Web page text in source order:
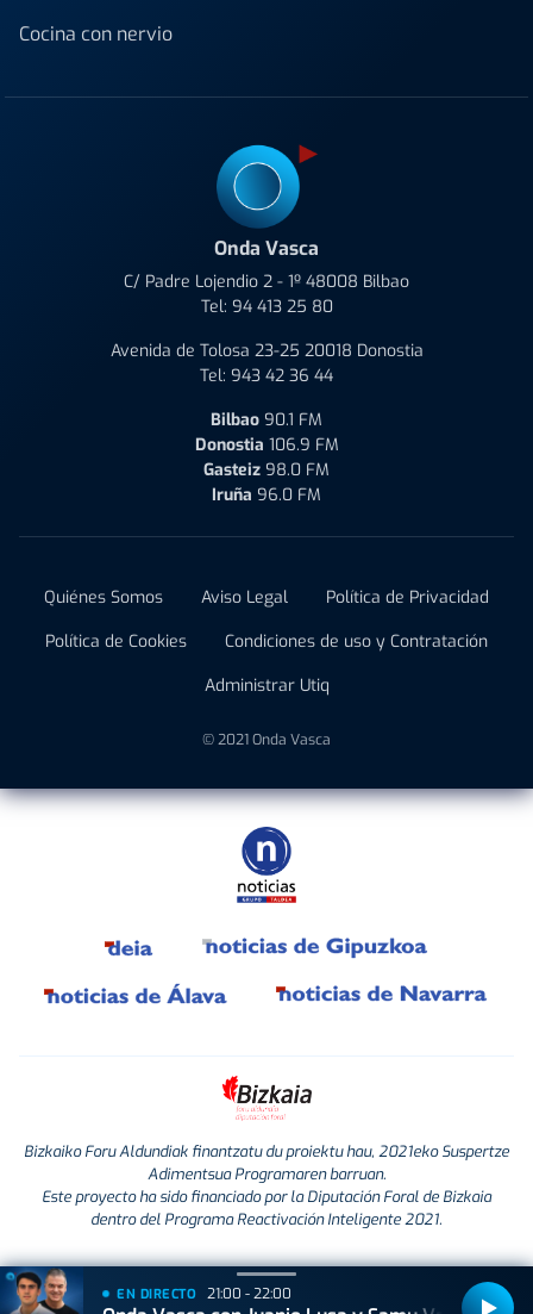
Cocina con nervio
Onda Vasca
C/ Padre Lojendio 2 - 1º 48008 Bilbao
Tel: 94 413 25 80
Avenida de Tolosa 23-25 20018 Donostia
Tel: 943 42 36 44
Bilbao 90.1 FM
Donostia 106.9 FM
Gasteiz 98.0 FM
Iruña 96.0 FM
Quiénes Somos Aviso Legal
Política de Privacidad
Política de Cookies
Condiciones de uso y Contratación
Administrar Utiq
© 2021 Onda Vasca
Bizkaiko Foru Aldundiak finantzatu du proiektu hau, 2021eko Suspertze
Adimentsua Programaren barruan.
Este proyecto ha sido financiado por la Diputación Foral de Bizkaia
dentro del Programa Reactivación Inteligente 2021.
EN DIRECTO 21:00 - 22:00